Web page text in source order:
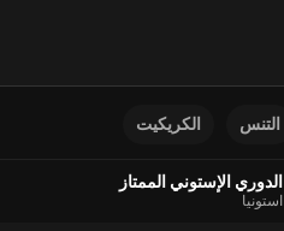
التنس الكريكيت
الدوري الإستوني الممتاز
استونيا